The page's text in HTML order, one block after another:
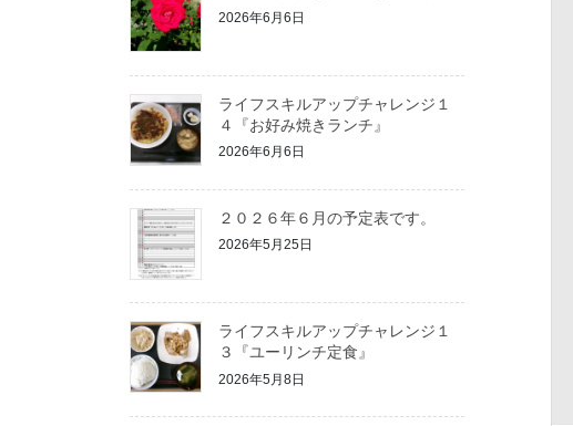
2026年6月6日
ライフスキルアップチャレンジ１
４『お好み焼きランチ』
2026年6月6日
２０２６年６月の予定表です。
2026年5月25日
ライフスキルアップチャレンジ１
３『ユーリンチ定食』
2026年5月8日